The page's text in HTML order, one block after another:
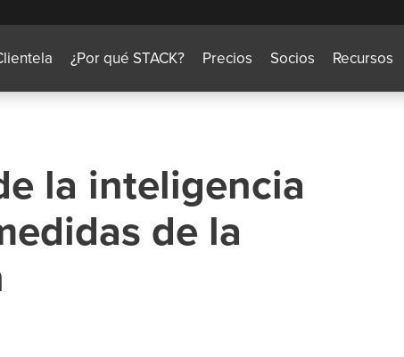
¿Por qué STACK? Precios Socios Recursos
la inteligencia
de la